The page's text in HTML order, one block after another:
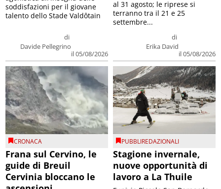
di
Davide Pellegrino
il 05/08/2026
soddisfazioni per il giovane
talento dello Stade Valdôtain
di
Erika David
il 05/08/2026
al 31 agosto; le riprese si
terranno tra il 21 e 25
settembre...
CRONACA
Frana sul Cervino, le
guide di Breuil
Cervinia bloccano le
PUBBLIREDAZIONALI
Stagione invernale,
nuove opportunità di
lavoro a La Thuile